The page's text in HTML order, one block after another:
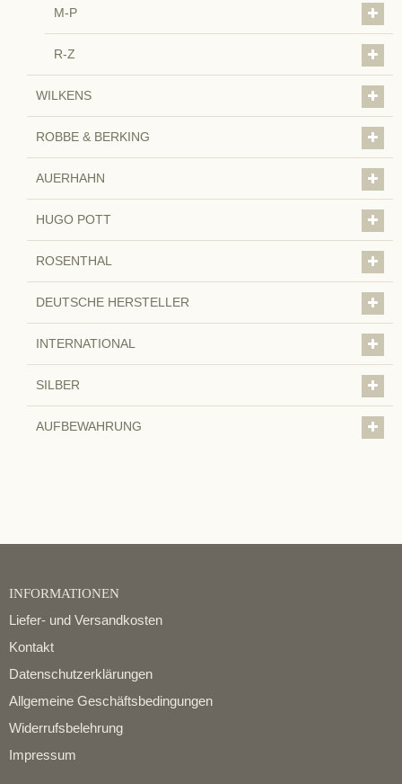
M-P
R-Z
WILKENS
ROBBE & BERKING
AUERHAHN
HUGO POTT
ROSENTHAL
DEUTSCHE HERSTELLER
INTERNATIONAL
SILBER
AUFBEWAHRUNG
INFORMATIONEN
Liefer- und Versandkosten
Kontakt
Datenschutzerklärungen
Allgemeine Geschäftsbedingungen
Widerrufsbelehrung
Impressum